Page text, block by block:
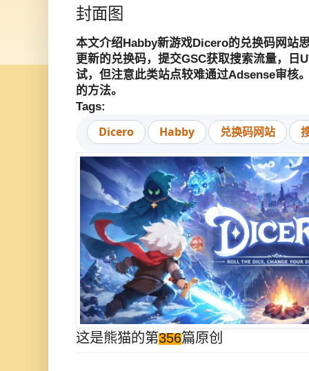
封面图
本文介绍Habby新游戏Dicero的兑换码网站
更新的兑换码，提交GSC获取搜索流量，日
试，但注意此类站点较难通过Adsense审核
的方法。
Tags:
Dicero Habby 兑换码网站
这是熊猫的第356篇原创